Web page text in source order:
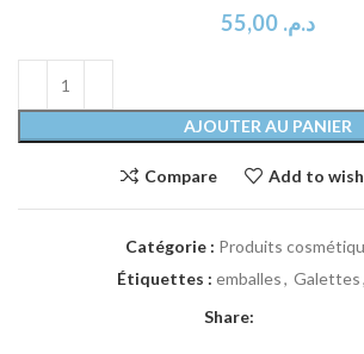
د.م. 55,00
AJOUTER AU PANIER
Compare Add to
Catégorie : Produits
Étiquettes : emballes, Galettes,
Share: